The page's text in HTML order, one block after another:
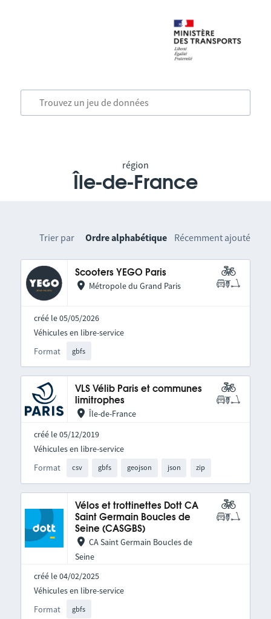
région
Île-de-France
Trier par Ordre alphabétique Récemment ajouté
Scooters YEGO Paris
Métropole du Grand Paris
créé le 05/05/2026
Format gbfs
Véhicules en libre-service
VLS Vélib Paris et communes
limitrophes
Île-de-France
créé le 05/12/2019
Format csv gbfs geojson json zip
Véhicules en libre-service
Vélos et trottinettes Dott CA
Saint Germain Boucles de
Seine (CASGBS)
CA Saint Germain Boucles de
Seine
créé le 04/02/2025
Format gbfs
Véhicules en libre-service